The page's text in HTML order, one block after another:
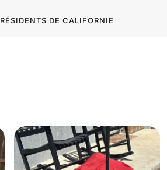
RÉSIDENTS DE CALIFORNIE